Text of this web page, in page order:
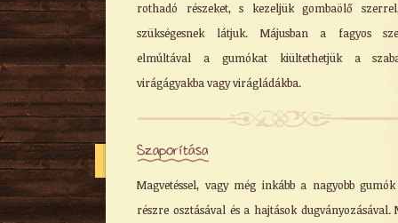
rothadó részeket, s kezeljük gombaölő
szükségesnek látjuk. Májusban a fagyos
elmúltával a gumókat kiültethetjük a
virágágyakba vagy virágládákba.
Szaporítása
Magvetéssel, vagy még inkább a nagyobb
részre osztásával és a hajtások dugványozásával.